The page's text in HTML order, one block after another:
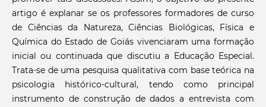
artigo é explanar se os professores formadores de curso
de Ciências da Natureza, Ciências Biológicas, Física e
Química do Estado de Goiás vivenciaram uma formação
inicial ou continuada que discutiu a Educação Especial.
Trata-se de uma pesquisa qualitativa com base teórica na
psicologia histórico-cultural, tendo como principal
instrumento de construção de dados a entrevista com